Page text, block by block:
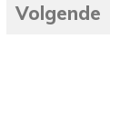
Volgende